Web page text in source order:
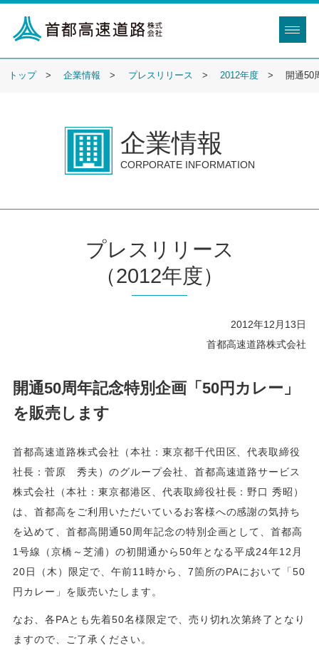
トップ 企業情報 プレスリリース 2012年度 開通50
企業情報
CORPORATE INFORMATION
プレスリリース
（2012年度）
2012年12月13日
首都高速道路株式会社
開通50周年記念特別企画「50円カレー」
を販売します
首都高速道路株式会社（本社：東京都千代田区、代表取締役
社長：菅原 秀夫）のグループ会社、首都高速道路サービス
株式会社（本社：東京都港区、代表取締役社長：野口 秀昭）
は、首都高をご利用いただいているお客様への感謝の気持ち
を込めて、首都高開通50周年記念の特別企画として、首都高
1号線（京橋～芝浦）の初開通から50年となる平成24年12月
20日（木）限定で、午前11時から、7箇所のPAにおいて「50
円カレー」を販売いたします。
なお、各PAとも先着50名様限定で、売り切れ次第終了となり
ますので、ご了承ください。